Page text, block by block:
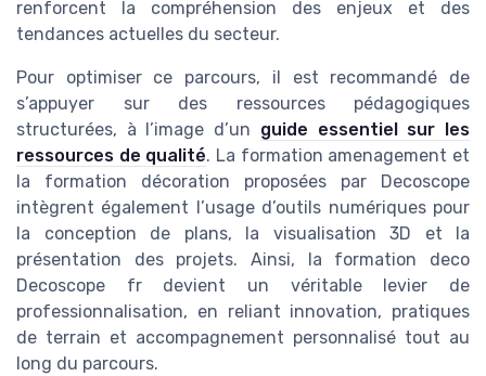
renforcent la compréhension des enjeux et des
tendances actuelles du secteur.
Pour optimiser ce parcours, il est recommandé de
s’appuyer sur des ressources pédagogiques
structurées, à l’image d’un guide essentiel sur les
ressources de qualité. La formation amenagement et
la formation décoration proposées par Decoscope
intègrent également l’usage d’outils numériques pour
la conception de plans, la visualisation 3D et la
présentation des projets. Ainsi, la formation deco
Decoscope fr devient un véritable levier de
professionnalisation, en reliant innovation, pratiques
de terrain et accompagnement personnalisé tout au
long du parcours.